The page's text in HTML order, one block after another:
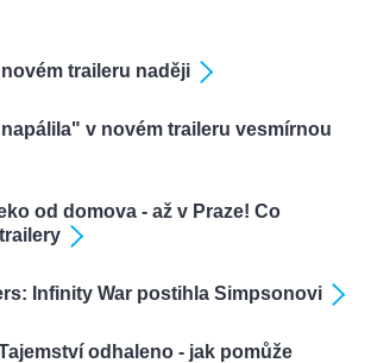
traileru naději
v novém traileru vesmírnou
od domova - až v Praze! Co
Infinity War postihla Simpsonovi
odhaleno - jak pomůže